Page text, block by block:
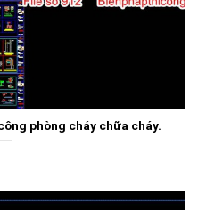
phòng cháy chữa cháy.